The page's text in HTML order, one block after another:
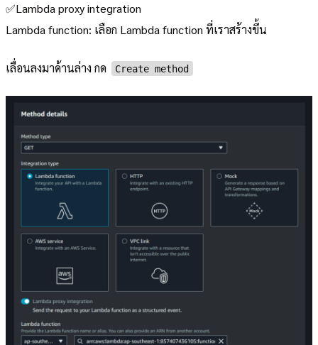
✅Lambda proxy integration
Lambda function: เลือก Lambda function ที่เราสร้างขึ้น
เลื่อนลงมาด้านล่าง กด Create method